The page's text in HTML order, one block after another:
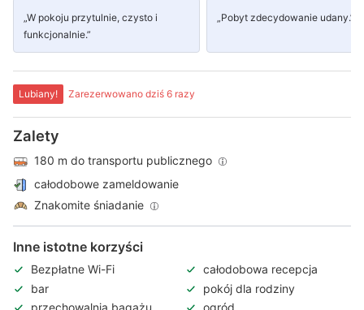
„W pokoju przytulnie, czysto i
funkcjonalnie.”
„Pobyt zdecydowanie udany.”
Lubiany! Zarezerwowano dziś 6 razy
Zalety
180 m do transportu publicznego
całodobowe zameldowanie
Znakomite śniadanie
Inne istotne korzyści
Bezpłatne Wi-Fi
całodobowa recepcja
bar
pokój dla rodziny